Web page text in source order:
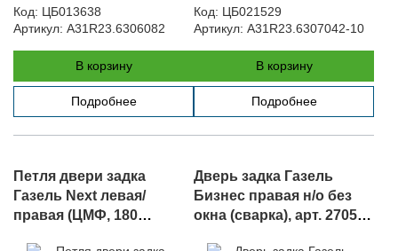
Код: ЦБ013638
Артикул: A31R23.6306082
В корзину
Подробнее
Код: ЦБ021529
Артикул: A31R23.6307042-10
В корзину
Подробнее
Петля двери задка
Газель Next левая/
правая (ЦМФ, 180
Дверь задка Газель
Бизнес правая н/о без
окна (сварка), арт. 2705-